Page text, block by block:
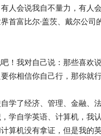
人会说我自不量力，有人
首富比尔·盖茨、戴尔公
！我对自己说：那些喜欢
你相信你自己行，那你就行
学了经济、管理、金融、
学自学英语、计算机，我
算机没有拿证，但是我的